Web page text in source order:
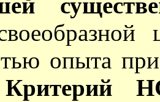
опыта
Критерий